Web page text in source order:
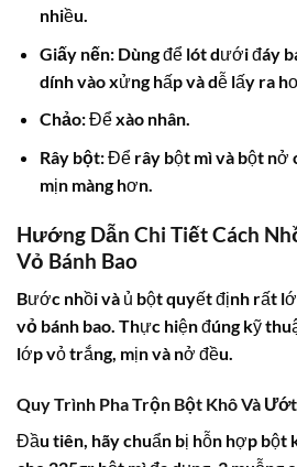
nhiều.
Giấy nến:Dùng để lót dưới đáy
dính vào xửng hấp và dễ lấy ra
Chảo:Để xào nhân.
Rây bột:Để rây bột mì và bột nở
mịn màng hơn.
Hướng Dẫn Chi Tiết Cách
Vỏ Bánh Bao
Bước nhồi và ủ bột quyết định rất
vỏ bánh bao. Thực hiện đúng kỹ
lớp vỏ trắng, mịn và nở đều.
Quy Trình Pha Trộn Bột Khô Và
Đầu tiên, hãy chuẩn bị hỗn hợp bột